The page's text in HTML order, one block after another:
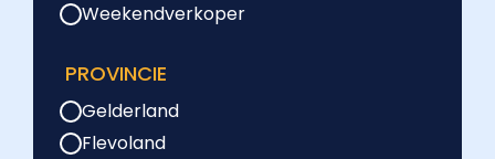
Weekendverkoper
PROVINCIE
Gelderland
Flevoland